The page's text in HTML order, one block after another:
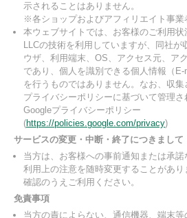
示されることはありません。
※各ショップおよびアフィリエイト事業
本ウェブサイトでは、お客様のご利用
LLCの技術を利用していますが、同社が
ウザ、利用端末、OS、アクセス元、ア
であり、個人を識別できる個人情報（
を行うものではありません。なお、収
プライバシーポリシーに基づいて管理さ
Googleプライバシーポリシー
(https://policies.google.com/privacy)
サービスの変更・中断・終了につきまして
当方は、お客様への事前通知または承
利用上の注意を随時変更することがあ
確認のうえご利用ください。
免責事項
当方の責によらない、通信機器、端末